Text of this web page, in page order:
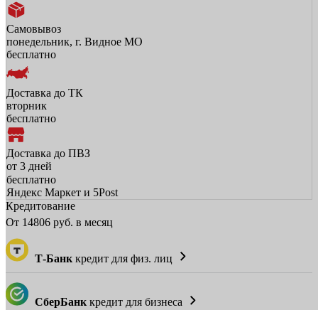
Самовывоз
понедельник, г. Видное МО
бесплатно
Доставка до ТК
вторник
бесплатно
Доставка до ПВЗ
от 3 дней
бесплатно
Яндекс Маркет и 5Post
Кредитование
От 14806 руб. в месяц
Т-Банк кредит для физ. лиц
СберБанк кредит для бизнеса